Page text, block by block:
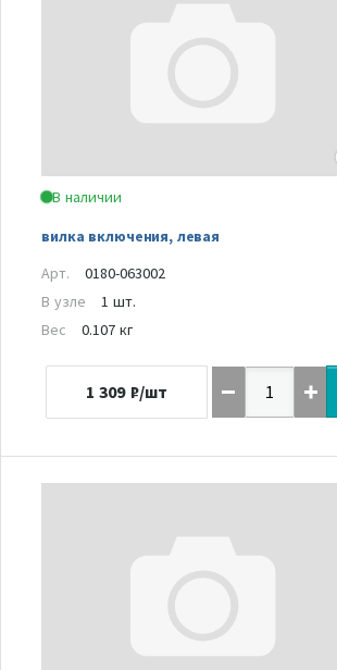
В наличии
вилка включения, левая
Арт.
0180-063002
В узле
1 шт.
Вес
0.107 кг
1 309 ₽/шт